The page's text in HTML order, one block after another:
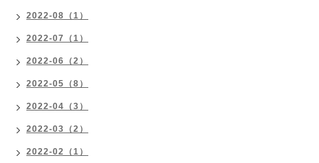
2022-08（1）
2022-07（1）
2022-06（2）
2022-05（8）
2022-04（3）
2022-03（2）
2022-02（1）